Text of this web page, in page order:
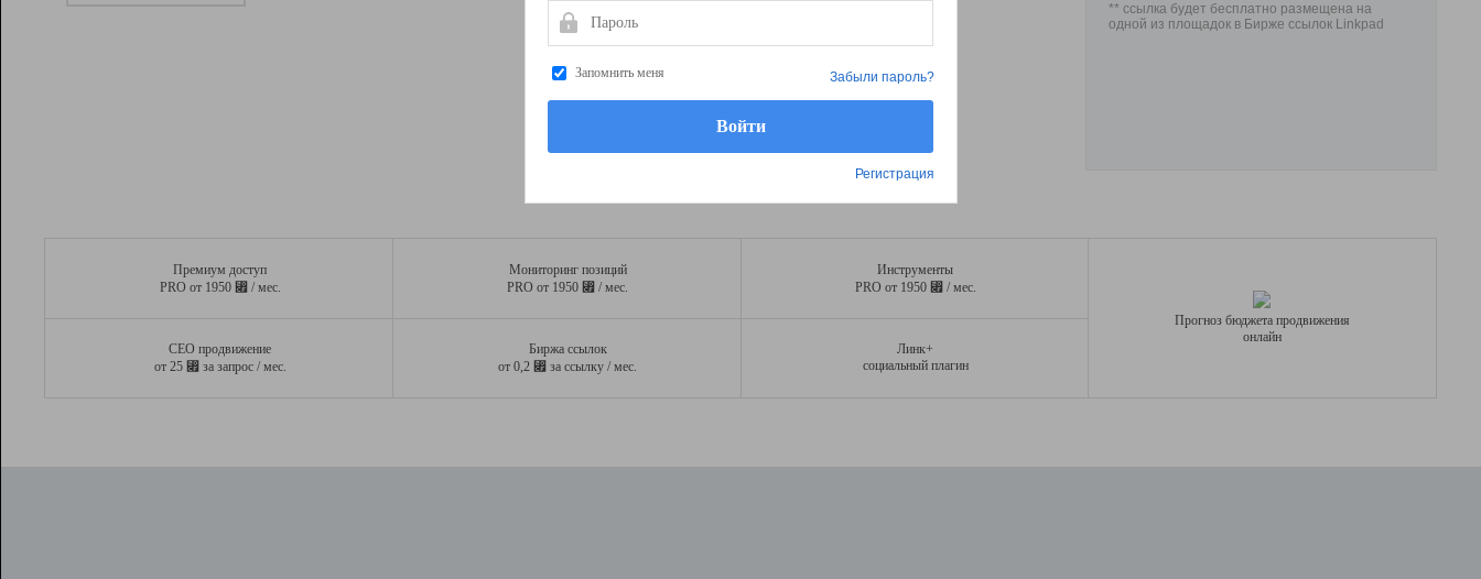
** ссылка будет бесплатно размещена на
одной из площадок в Бирже ссылок Linkpad
Премиум доступ
PRO от 1950 ⃏ / мес.
Мониторинг позиций
PRO от 1950 ⃏ / мес.
Инструменты
PRO от 1950 ⃏ / мес.
СЕО продвижение
от 25 ⃏ за запрос / мес.
Биржа ссылок
от 0,2 ⃏ за ссылку / мес.
Линк+
социальный плагин
Прогноз бюджета продвижения
онлайн
Пароль
Запомнить меня
Регистрация
Забыли пароль?